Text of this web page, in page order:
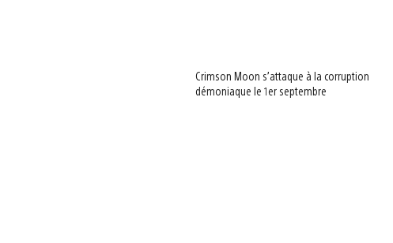
Crimson Moon s’attaque à la corruption
démoniaque le 1er septembre